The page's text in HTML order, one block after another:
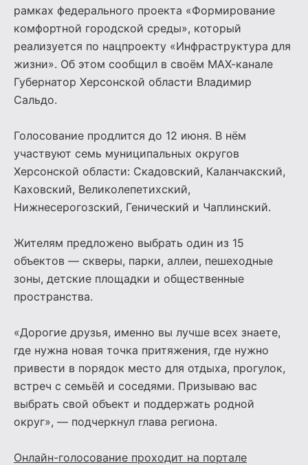
рамках федерального проекта «Формирование
комфортной городской среды», который
реализуется по нацпроекту «Инфраструктура для
жизни». Об этом сообщил в своём МАХ-канале
Губернатор Херсонской области Владимир
Сальдо.
Голосование продлится до 12 июня. В нём
участвуют семь муниципальных округов
Херсонской области: Скадовский, Каланчакский,
Каховский, Великолепетихский,
Нижнесерогозский, Генический и Чаплинский.
Жителям предложено выбрать один из 15
объектов — скверы, парки, аллеи, пешеходные
зоны, детские площадки и общественные
пространства.
«Дорогие друзья, именно вы лучше всех знаете,
где нужна новая точка притяжения, где нужно
привести в порядок место для отдыха, прогулок,
встреч с семьёй и соседями. Призываю вас
выбрать свой объект и поддержать родной
округ», — подчеркнул глава региона.
Онлайн-голосование проходит на портале